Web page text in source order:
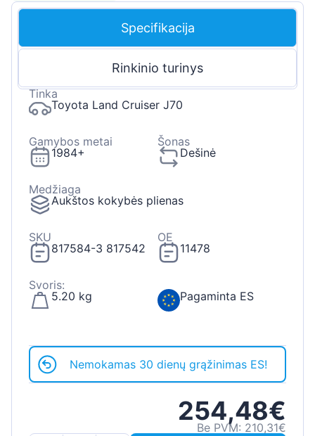
Specifikacija
Rinkinio turinys
Tinka
Toyota Land Cruiser J70
Gamybos metai
1984+
Šonas
Dešinė
Medžiaga
Aukštos kokybės plienas
SKU
817584-3 817542
OE
11478
Svoris:
5.20 kg
Pagaminta ES
Nemokamas 30 dienų grąžinimas ES!
254,48€
Be PVM: 210,31€